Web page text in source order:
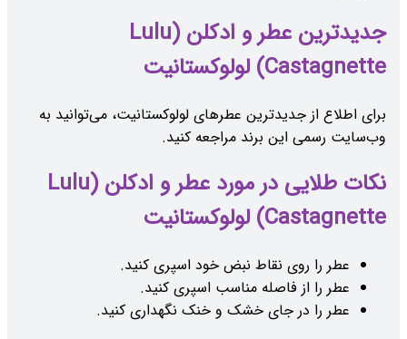
جدیدترین عطر و ادکلن (Lulu
Castagnette) لولوکستانیت
برای اطلاع از جدیدترین عطرهای لولوکستانیت، می‌توانید به
وب‌سایت رسمی این برند مراجعه کنید.
نکات طلایی در مورد عطر و ادکلن (Lulu
Castagnette) لولوکستانیت
عطر را روی نقاط نبض خود اسپری کنید.
عطر را از فاصله مناسب اسپری کنید.
عطر را در جای خشک و خنک نگهداری کنید.